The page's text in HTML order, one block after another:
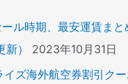
ル時期、最安運賃まと
）
2023年10月31日
ズ海外航空券割引ク